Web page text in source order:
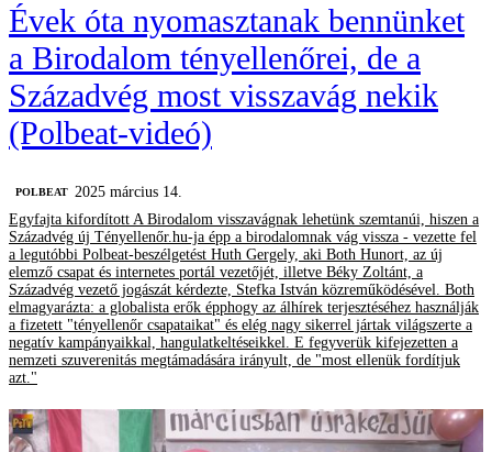
Évek óta nyomasztanak bennünket
a Birodalom tényellenőrei, de a
Századvég most visszavág nekik
(Polbeat-videó)
‎POLBEAT
2025 március 14.
Egyfajta kifordított A Birodalom visszavágnak lehetünk szemtanúi, hiszen a
Századvég új Tényellenőr.hu-ja épp a birodalomnak vág vissza - vezette fel
a legutóbbi Polbeat-beszélgetést Huth Gergely, aki Both Hunort, az új
elemző csapat és internetes portál vezetőjét, illetve Béky Zoltánt, a
Századvég vezető jogászát kérdezte, Stefka István közreműködésével. Both
elmagyarázta: a globalista erők épphogy az álhírek terjesztéséhez használják
a fizetett "tényellenőr csapataikat" és elég nagy sikerrel jártak világszerte a
negatív kampányaikkal, hangulatkeltéseikkel. E fegyverük kifejezetten a
nemzeti szuverenitás megtámadására irányult, de "most ellenük fordítjuk
azt."